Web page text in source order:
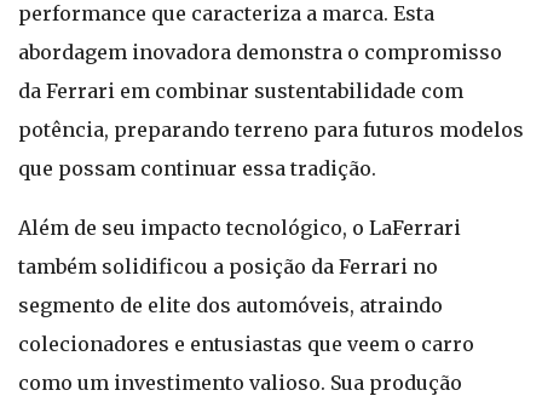
performance que caracteriza a marca. Esta
abordagem inovadora demonstra o compromisso
da Ferrari em combinar sustentabilidade com
potência, preparando terreno para futuros modelos
que possam continuar essa tradição.
Além de seu impacto tecnológico, o LaFerrari
também solidificou a posição da Ferrari no
segmento de elite dos automóveis, atraindo
colecionadores e entusiastas que veem o carro
como um investimento valioso. Sua produção